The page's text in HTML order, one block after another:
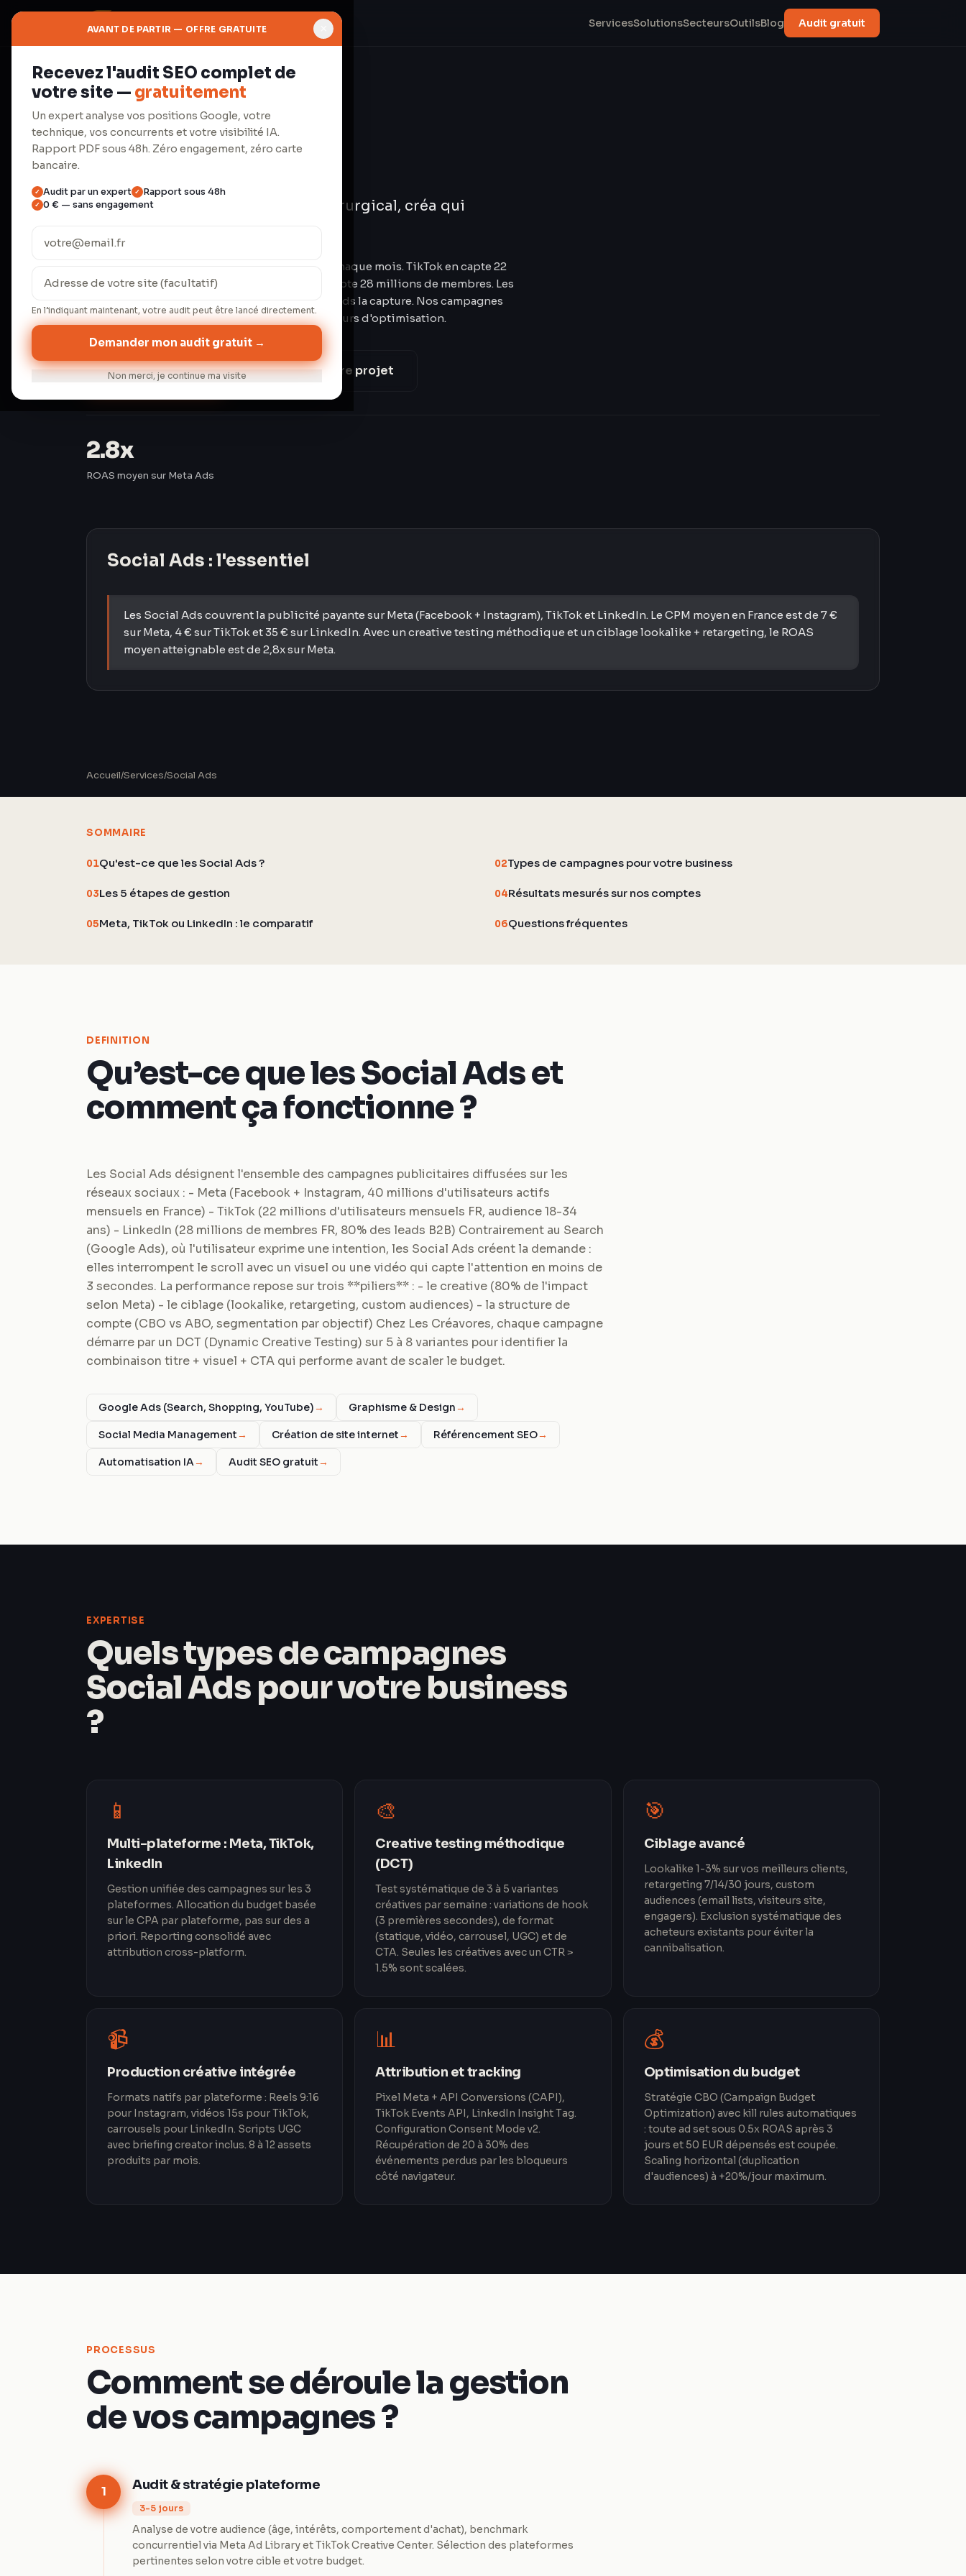
AVANT DE PARTIR — OFFRE GRATUITE
Recevez l'audit SEO complet de
votre site — gratuitement
Un expert analyse vos positions Google, votre
technique, vos concurrents et votre visibilité IA.
Rapport PDF sous 48h. Zéro engagement, zéro carte
bancaire.
✓ Audit par un expert ✓ Rapport sous 48h
✓ 0 € — sans engagement
En l’indiquant maintenant, votre audit peut être lancé directement.
Demander mon audit gratuit →
Non merci, je continue ma visite
ServicesSolutionsSecteursOutilsBlog Audit gratuit
◉ Ads
Social Ads
Meta, TikTok, LinkedIn. Ciblage chirurgical, créa qui
Meta touche 40 millions de Français actifs chaque mois. TikTok en capte 22
millions (audience 18-34 ans). LinkedIn compte 28 millions de membres. Les
Social Ads créent la demande là où Google Ads la capture. Nos campagnes
atteignent un CPA réduit de 42 % après 60 jours d'optimisation.
Audit gratuit → Discuter de votre projet
2.8x
ROAS moyen sur Meta Ads
Social Ads : l'essentiel
Les Social Ads couvrent la publicité payante sur Meta (Facebook + Instagram), TikTok et LinkedIn. Le CPM moyen en France est de 7 €
sur Meta, 4 € sur TikTok et 35 € sur LinkedIn. Avec un creative testing méthodique et un ciblage lookalike + retargeting, le ROAS
moyen atteignable est de 2,8x sur Meta.
Accueil/Services/Social Ads
SOMMAIRE
01Qu'est-ce que les Social Ads ? 02Types de campagnes pour votre business
03Les 5 étapes de gestion 04Résultats mesurés sur nos comptes
05Meta, TikTok ou LinkedIn : le comparatif 06Questions fréquentes
DEFINITION
Qu’est-ce que les Social Ads et
comment ça fonctionne ?
Les Social Ads désignent l'ensemble des campagnes publicitaires diffusées sur les
réseaux sociaux : - Meta (Facebook + Instagram, 40 millions d'utilisateurs actifs
mensuels en France) - TikTok (22 millions d'utilisateurs mensuels FR, audience 18-34
ans) - LinkedIn (28 millions de membres FR, 80% des leads B2B) Contrairement au Search
(Google Ads), où l'utilisateur exprime une intention, les Social Ads créent la demande :
elles interrompent le scroll avec un visuel ou une vidéo qui capte l'attention en moins de
3 secondes. La performance repose sur trois **piliers** : - le creative (80% de l'impact
selon Meta) - le ciblage (lookalike, retargeting, custom audiences) - la structure de
compte (CBO vs ABO, segmentation par objectif) Chez Les Créavores, chaque campagne
démarre par un DCT (Dynamic Creative Testing) sur 5 à 8 variantes pour identifier la
combinaison titre + visuel + CTA qui performe avant de scaler le budget.
Google Ads (Search, Shopping, YouTube)→ Graphisme & Design→
Social Media Management→ Création de site internet→ Référencement SEO→
Automatisation IA→ Audit SEO gratuit→
EXPERTISE
Quels types de campagnes
Social Ads pour votre business
?
📱
Multi-plateforme : Meta, TikTok,
LinkedIn
Gestion unifiée des campagnes sur les 3
plateformes. Allocation du budget basée
sur le CPA par plateforme, pas sur des a
priori. Reporting consolidé avec
attribution cross-platform.
🎨
Creative testing méthodique
(DCT)
Test systématique de 3 à 5 variantes
créatives par semaine : variations de hook
(3 premières secondes), de format
(statique, vidéo, carrousel, UGC) et de
CTA. Seules les créatives avec un CTR >
1.5% sont scalées.
🎯
Ciblage avancé
Lookalike 1-3% sur vos meilleurs clients,
retargeting 7/14/30 jours, custom
audiences (email lists, visiteurs site,
engagers). Exclusion systématique des
acheteurs existants pour éviter la
cannibalisation.
📹
Production créative intégrée
Formats natifs par plateforme : Reels 9:16
pour Instagram, vidéos 15s pour TikTok,
carrousels pour LinkedIn. Scripts UGC
avec briefing creator inclus. 8 à 12 assets
produits par mois.
📊
Attribution et tracking
Pixel Meta + API Conversions (CAPI),
TikTok Events API, LinkedIn Insight Tag.
Configuration Consent Mode v2.
Récupération de 20 à 30% des
événements perdus par les bloqueurs
côté navigateur.
💰
Optimisation du budget
Stratégie CBO (Campaign Budget
Optimization) avec kill rules automatiques
: toute ad set sous 0.5x ROAS après 3
jours et 50 EUR dépensés est coupée.
Scaling horizontal (duplication
d'audiences) à +20%/jour maximum.
PROCESSUS
Comment se déroule la gestion
de vos campagnes ?
1 Audit & stratégie plateforme
3-5 jours
Analyse de votre audience (âge, intérêts, comportement d'achat), benchmark
concurrentiel via Meta Ad Library et TikTok Creative Center. Sélection des plateformes
pertinentes selon votre cible et votre budget.